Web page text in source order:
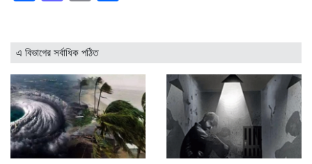
এ বিভাগের সর্বাধিক পঠিত